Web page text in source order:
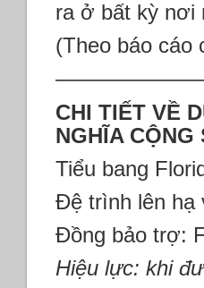
ra ở bất kỳ nơi
(Theo báo cáo
CHI TIẾT VỀ
NGHĨA CỘNG
Tiểu bang
Đệ trình lên hạ
Đồng bảo trợ:
Hiệu lực: khi